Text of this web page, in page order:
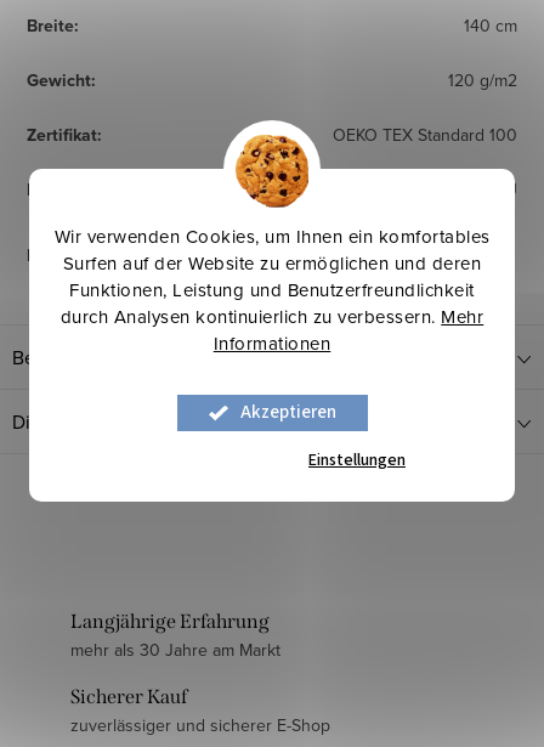
Wir verwenden Cookies, um Ihnen ein komfortables
Surfen auf der Website zu ermöglichen und deren
Funktionen, Leistung und Benutzerfreundlichkeit
durch Analysen kontinuierlich zu verbessern. Mehr
Informationen
Akzeptieren
Einstellungen
Breite: 140 cm
Gewicht: 120 g/m2
Zertifikat: OEKO TEX Standard 100
Herkunftsland EU
Pflegehinweise:
Bewertung
Diskussion
Langjährige Erfahrung
mehr als 30 Jahre am Markt
Sicherer Kauf
zuverlässiger und sicherer E-Shop